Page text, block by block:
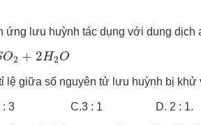
ứng lưu huỳnh tác dụng với dung dịch
O2 + 2H2O
2+ H 2O
lệ giữa số nguyên tử lưu huỳnh bị
: 3 C.3 : 1 D. 2 : 1.